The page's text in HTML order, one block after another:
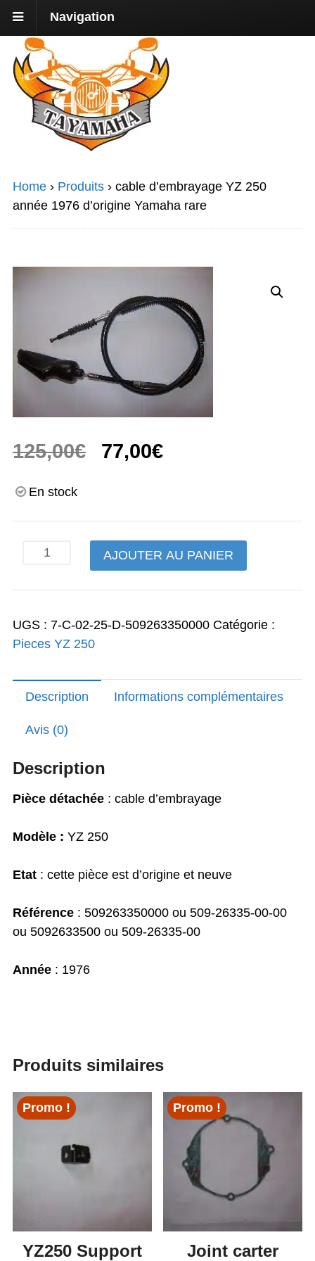
Navigation
Home › Produits › cable d’embrayage YZ 250
année 1976 d’origine Yamaha rare
125,00€
Le
était :
125,00€.
77,00€Le
est :
77,00€.
En stock
quantité
cable
YZ
250
1976
d'origine
rare
AJOUTER AU PANIER
UGS : 7-C-02-25-D-509263350000 Catégorie :
Pieces YZ 250
Description Informations complémentaires
Avis (0)
Description
Pièce détachée : cable d’embrayage
Modèle : YZ 250
Etat : cette pièce est d’origine et neuve
Référence : 509263350000 ou 509-26335-00-00
ou 5092633500 ou 509-26335-00
Année : 1976
Produits similaires
Promo !
YZ250 Support
Promo !
Joint carter